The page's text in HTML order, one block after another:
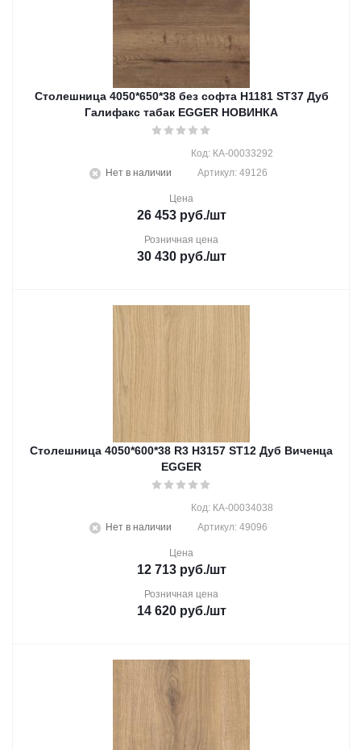
Столешница 4050*650*38 без софта H1181 ST37 Дуб
Галифакс табак EGGER НОВИНКА
Нет в наличии
Код: КА-00033292
Артикул: 49126
Цена
26 453руб./шт
Розничная цена
30 430руб./шт
Столешница 4050*600*38 R3 H3157 ST12 Дуб Виченца
EGGER
Нет в наличии
Код: КА-00034038
Артикул: 49096
Цена
12 713руб./шт
Розничная цена
14 620руб./шт